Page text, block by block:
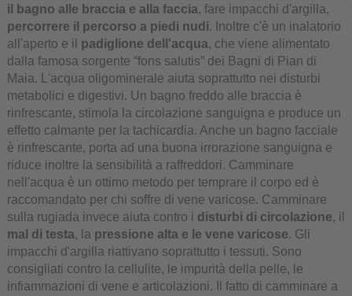
il bagno alle braccia e alla faccia, fare impacchi d'argilla,
percorrere il percorso a piedi nudi. Inoltre c'è un inalatorio
all'aperto e il padiglione dell'acqua, che viene alimentato
dalla famosa sorgente “fons salutis” dei Bagni di Pian di
Maia. L'acqua oligominerale aiuta soprattutto nei disturbi
metabolici e digestivi. Un bagno freddo alle braccia è
rinfrescante, stimola la circolazione sanguigna e produce un
effetto calmante per la tachicardia. Anche un bagno facciale
è rinfrescante, porta ad una buona irrorazione sanguigna e
riduce inoltre la sensibilità a raffreddori. Camminare
nell'acqua è un ottimo metodo per temprare il corpo ed è
raccomandato per chi soffre di vene varicose. Camminare
sulla rugiada invece aiuta contro i disturbi di circolazione, il
mal di testa, la pressione alta e le vene varicose. Gli
impacchi d'argilla riattivano soprattutto i tessuti. Sono
consigliati contro la cellulite, le impurità della pelle, le
infiammazioni di vene e articolazioni. Il fatto di camminare a